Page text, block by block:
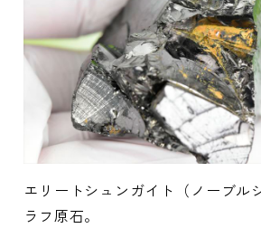
エリートシュンガイト（ノーブル
ラフ原石。